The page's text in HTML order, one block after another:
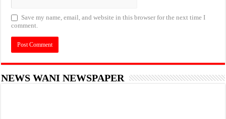
Save my name, email, and website in this browser for the next time I
comment.
NEWS WANI NEWSPAPER